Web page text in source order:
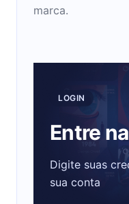
marca.
LOGIN
Entre
Digite suas
sua conta